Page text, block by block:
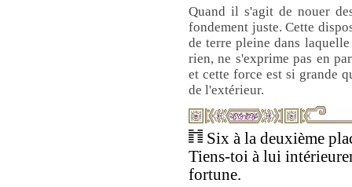
Quand il s'agit de nouer
fondement juste. Cette
de terre pleine dans
rien, ne s'exprime pas en
et cette force est si grande
de l'extérieur.
Six à la deuxième
Tiens-toi à lui
fortune.